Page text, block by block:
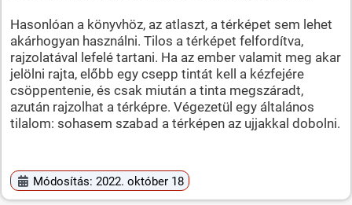
Hasonlóan a könyvhöz, az atlaszt, a térképet sem lehet
akárhogyan használni. Tilos a térképet felfordítva,
rajzolatával lefelé tartani. Ha az ember valamit meg akar
jelölni rajta, előbb egy csepp tintát kell a kézfejére
csöppentenie, és csak miután a tinta megszáradt,
azután rajzolhat a térképre. Végezetül egy általános
tilalom: sohasem szabad a térképen az ujjakkal dobolni.
Módosítás: 2022. október 18